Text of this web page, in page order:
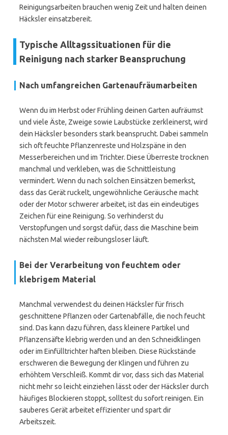
Reinigungsarbeiten brauchen wenig Zeit und halten deinen
Häcksler einsatzbereit.
Typische Alltagssituationen für die
Reinigung nach starker Beanspruchung
Nach umfangreichen Gartenaufräumarbeiten
Wenn du im Herbst oder Frühling deinen Garten aufräumst
und viele Äste, Zweige sowie Laubstücke zerkleinerst, wird
dein Häcksler besonders stark beansprucht. Dabei sammeln
sich oft feuchte Pflanzenreste und Holzspäne in den
Messerbereichen und im Trichter. Diese Überreste trocknen
manchmal und verkleben, was die Schnittleistung
vermindert. Wenn du nach solchen Einsätzen bemerkst,
dass das Gerät ruckelt, ungewöhnliche Geräusche macht
oder der Motor schwerer arbeitet, ist das ein eindeutiges
Zeichen für eine Reinigung. So verhinderst du
Verstopfungen und sorgst dafür, dass die Maschine beim
nächsten Mal wieder reibungsloser läuft.
Bei der Verarbeitung von feuchtem oder
klebrigem Material
Manchmal verwendest du deinen Häcksler für frisch
geschnittene Pflanzen oder Gartenabfälle, die noch feucht
sind. Das kann dazu führen, dass kleinere Partikel und
Pflanzensäfte klebrig werden und an den Schneidklingen
oder im Einfülltrichter haften bleiben. Diese Rückstände
erschweren die Bewegung der Klingen und führen zu
erhöhtem Verschleiß. Kommt dir vor, dass sich das Material
nicht mehr so leicht einziehen lässt oder der Häcksler durch
häufiges Blockieren stoppt, solltest du sofort reinigen. Ein
sauberes Gerät arbeitet effizienter und spart dir
Arbeitszeit.